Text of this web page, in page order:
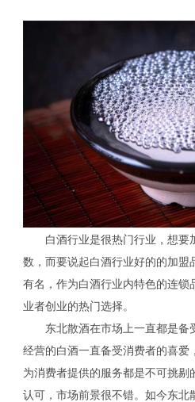
白酒行业是很热门行业，想要
数，而要说起白酒行业好的的加盟
有名，作为白酒行业内特色的连锁
业者创业的热门选择。
东北散酒在市场上一直都是备
经营的白酒一直备受消费者的喜爱
为消费者提供的服务都是不可挑剔
认可，市场前景很不错。如今东北